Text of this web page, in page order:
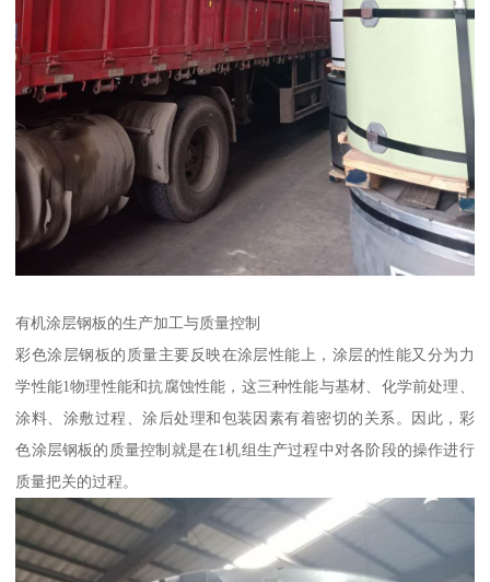
有机涂层钢板的生产加工与质量控制
彩色涂层钢板的质量主要反映在涂层性能上，涂层的性能又分为力
学性能1物理性能和抗腐蚀性能，这三种性能与基材、化学前处理、
涂料、涂敷过程、涂后处理和包装因素有着密切的关系。因此，彩
色涂层钢板的质量控制就是在1机组生产过程中对各阶段的操作进行
质量把关的过程。